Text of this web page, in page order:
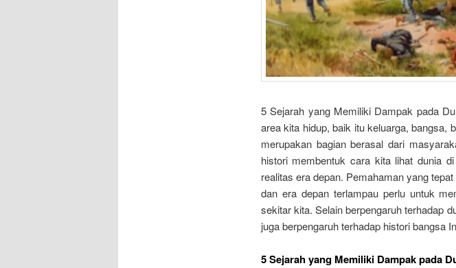
5 Sejarah yang Memiliki Dampak pada
area kita hidup, baik itu keluarga, bangsa,
merupakan bagian berasal dari
histori membentuk cara kita lihat dunia
realitas era depan. Pemahaman yang
dan era depan terlampau perlu untuk
sekitar kita. Selain berpengaruh terhadap
juga berpengaruh terhadap histori bangsa
5 Sejarah yang Memiliki Dampak pada